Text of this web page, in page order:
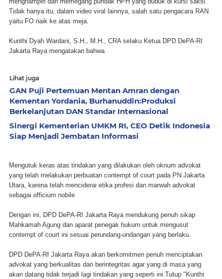
Tidak hanya itu, dalam video viral lainnya, salah satu pengacara RAN
yaitu FO naik ke atas meja.
Kunthi Dyah Wardani, S.H., M.H., CRA selaku Ketua DPD DePA-RI
Jakarta Raya mengatakan bahwa
Lihat juga
GAN Puji Pertemuan Mentan Amran dengan
Kementan Yordania, Burhanuddin:Produksi
Berkelanjutan DAN Standar Internasional
Sinergi Kementerian UMKM RI, CEO Detik Indonesia
Siap Menjadi Jembatan Informasi
Mengutuk keras atas tindakan yang dilakukan oleh oknum advokat
yang telah melakukan perbuatan contempt of court pada PN Jakarta
Utara, karena telah menciderai etika profesi dan marwah advokat
sebagai officium nobile
Dengan ini, DPD DePA-RI Jakarta Raya mendukung penuh sikap
Mahkamah Agung dan aparat penegak hukum untuk mengusut
contempt of court ini sesuai perundang-undangan yang berlaku.
DPD DePA-RI Jakarta Raya akan berkomitmen penuh menciptakan
advokat yang berkualitas dan berintegritas agar yang di masa yang
akan datang tidak terjadi lagi tindakan yang seperti ini.Tutup "Kunthi